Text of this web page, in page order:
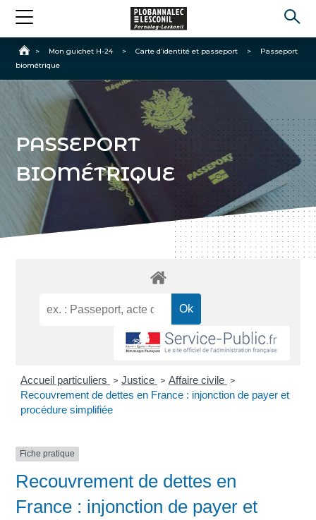
Accueil
> Mon guichet H-24 > Carte d’identité et passeport >
Passeport
biométrique
PASSEPORT
BIOMÉTRIQUE
Accueil particuliers > Justice > Affaire civile >
Recouvrement de dettes en France : injonction de payer et
procédure simplifiée
Fiche pratique
Recouvrement de dettes en
France : injonction de payer et